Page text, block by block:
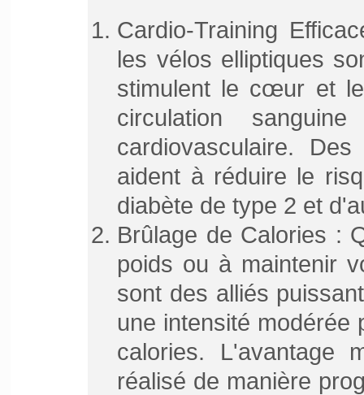
Cardio-Training
les vélos elliptiques
stimulent le cœur et
circulation
cardiovasculaire.
aident à réduire le
diabète de type 2 et
Brûlage de Calories :
poids ou à maintenir
sont des alliés
une intensité modérée
calories. L'avantage
réalisé de manière